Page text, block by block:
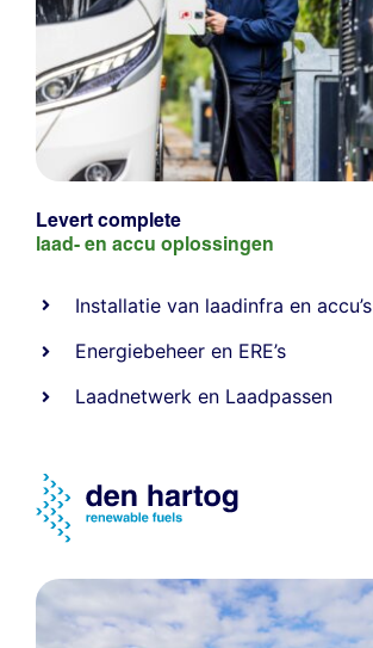
Levert complete
laad- en accu oplossingen
Installatie van laadinfra en accu’s
Energiebeheer en ERE’s
Laadnetwerk en Laadpassen